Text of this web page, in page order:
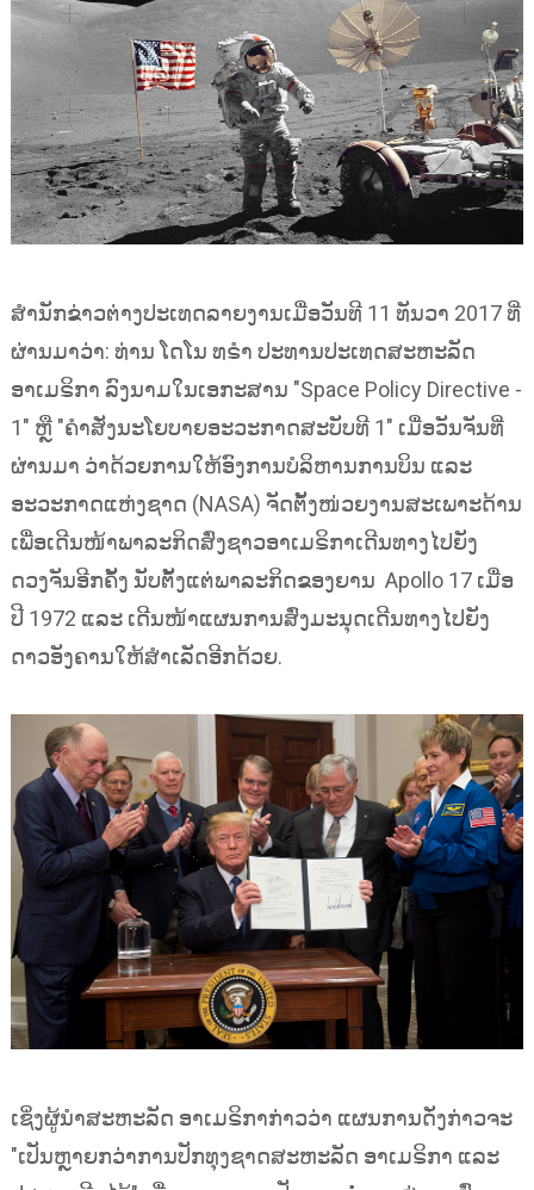
ສຳນັກຂ່າວຕ່າງປະເທດລາຍງານເມື່ອວັນທີ 11 ທັນວາ 2017 ທີ່
ຜ່ານມາວ່າ: ທ່ານ ໂດໂນ ທຣຳ ປະທານປະເທດສະຫະລັດ
ອາເມຣິກາ ລົງນາມໃນເອກະສານ "Space Policy Directive -
1" ຫຼື "ຄຳສັ່ງນະໂຍບາຍອະວະກາດສະບັບທີ 1" ເມື່ອວັນຈັນທີ່
ຜ່ານມາ ວ່າດ້ວຍການໃຫ້ອົງການບໍລິຫານການບິນ ແລະ
ອະວະກາດແຫ່ງຊາດ (NASA) ຈັດຕັ້ງໜ່ວຍງານສະເພາະດ້ານ
ເພື່ອເດີນໜ້າພາລະກິດສົ່ງຊາວອາເມຣິກາເດີນທາງໄປຍັງ
ດວງຈັນອີກຄັ້ງ ນັບຕັ້ງແຕ່ພາລະກິດຂອງຍານ Apollo 17 ເມື່ອ
ປີ 1972 ແລະ ເດີນໜ້າແຜນການສົ່ງມະນຸດເດີນທາງໄປຍັງ
ດາວອັງຄານໃຫ້ສຳເລັດອີກດ້ວຍ.
ເຊິ່ງຜູ້ນຳສະຫະລັດ ອາເມຣິກາກ່າວວ່າ ແຜນການດັ່ງກ່າວຈະ
"ເປັນຫຼາຍກວ່າການປັກທຸງຊາດສະຫະລັດ ອາເມຣິກາ ແລະ